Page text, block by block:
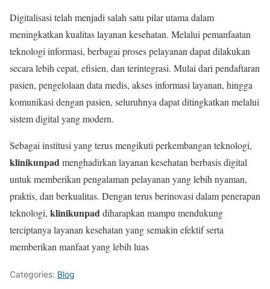
Digitalisasi telah menjadi salah satu pilar utama dalam
meningkatkan kualitas layanan kesehatan. Melalui pemanfaatan
teknologi informasi, berbagai proses pelayanan dapat dilakukan
secara lebih cepat, efisien, dan terintegrasi. Mulai dari pendaftaran
pasien, pengelolaan data medis, akses informasi layanan, hingga
komunikasi dengan pasien, seluruhnya dapat ditingkatkan melalui
sistem digital yang modern.
Sebagai institusi yang terus mengikuti perkembangan teknologi,
klinikunpadmenghadirkan layanan kesehatan berbasis digital
untuk memberikan pengalaman pelayanan yang lebih nyaman,
praktis, dan berkualitas. Dengan terus berinovasi dalam penerapan
teknologi, klinikunpaddiharapkan mampu mendukung
terciptanya layanan kesehatan yang semakin efektif serta
memberikan manfaat yang lebih luas
Categories: Blog